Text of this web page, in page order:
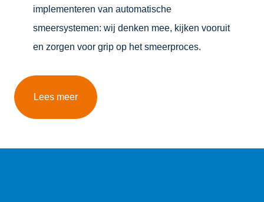
implementeren van automatische
smeersystemen: wij denken mee, kijken vooruit
en zorgen voor grip op het smeerproces.
Lees meer